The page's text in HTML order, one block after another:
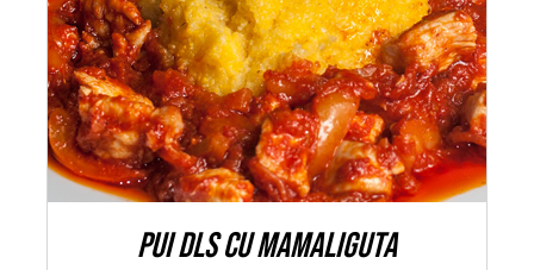
Pui DLS cu mamaliguta